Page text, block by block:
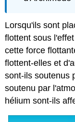
Lorsqu'ils sont
flottent sous
cette force
flottent-elles et
sont-ils soutenus
soutenu par
hélium sont-ils